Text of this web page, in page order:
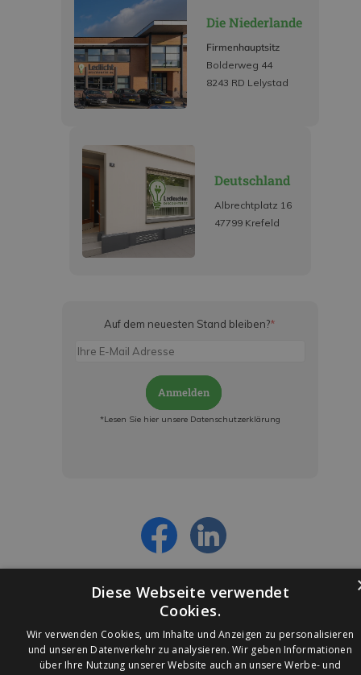
Die Niederlande
Firmenhauptsitz
Bolderweg 44
8243 RD Lelystad
Deutschland
Albrechtplatz 16
47799 Krefeld
Auf dem neuesten Stand bleiben?*
Anmelden
*Lesen Sie hier unsere Datenschutzerklärung
© 2026 Ledleuchtendiscounter.de
Diese Webseite verwendet
Cookies.
Wir verwenden Cookies, um Inhalte und Anzeigen zu personalisieren
und unseren Datenverkehr zu analysieren. Wir geben Informationen
über Ihre Nutzung unserer Website auch an unsere Werbe- und